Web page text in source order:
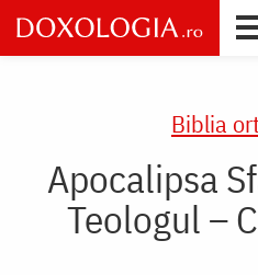
Skip
to
main
Biblia
Apocalipsa
Teologul –